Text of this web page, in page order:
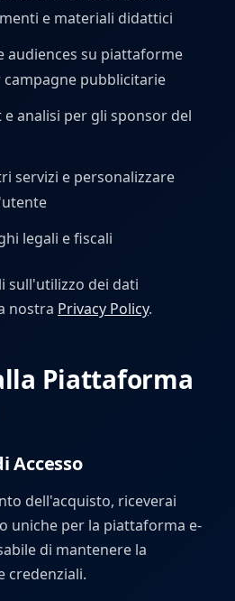
e materiali didattici
audiences su piattaforme
campagne pubblicitarie
analisi per gli sponsor del
servizi e personalizzare
legali e fiscali
sull'utilizzo dei dati
nostra Privacy Policy.
Piattaforma
Accesso
dell'acquisto, riceverai
uniche per la piattaforma e-
di mantenere la
credenziali.